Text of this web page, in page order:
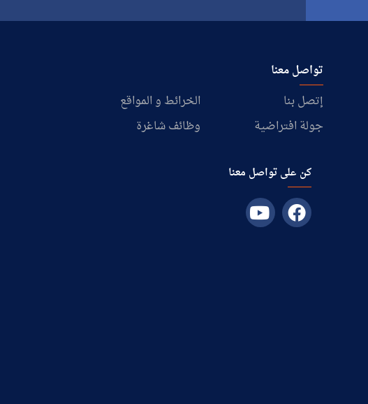
تواصل معنا
إتصل بنا
الخرائط و المواقع
جولة افتراضية
وظائف شاغرة
كن على تواصل معنا